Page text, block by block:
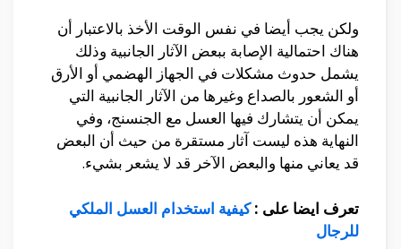
ولكن يجب أيضا في نفس الوقت الأخذ بالاعتبار أن
هناك احتمالية الإصابة ببعض الآثار الجانبية وذلك
يشمل حدوث مشكلات في الجهاز الهضمي أو الأرق
أو الشعور بالصداع وغيرها من الآثار الجانبية التي
يمكن أن يتشارك فيها العسل مع الجنسنج، وفي
النهاية هذه ليست آثار مستقرة من حيث أن البعض
قد يعاني منها والبعض الآخر قد لا يشعر بشيء.
تعرف ايضا على :كيفية استخدام العسل الملكي
للرجال